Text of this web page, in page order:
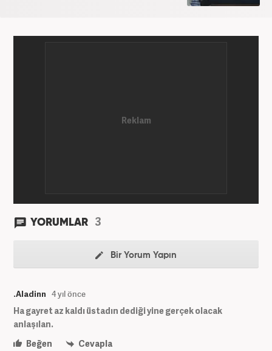
YORUMLAR 3
Bir Yorum Yapın
.Aladinn 4 yıl önce
Ha gayret az kaldı üstadın dediği yine gerçek olacak
anlaşılan.
Beğen
Cevapla